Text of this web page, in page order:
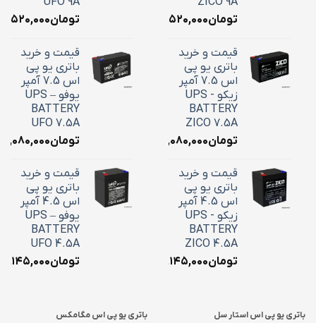
تومان۳,۵۲۰,۰۰۰
قیمت و خرید
باتری یو پی
اس 7.5 آمپر
زیکو - UPS
BATTERY
ZICO 7.5A
تومان۳,۰۸۰,۰۰۰
قیمت و خرید
باتری یو پی
اس 4.5 آمپر
زیکو - UPS
BATTERY
ZICO 4.5A
تومان۲,۱۴۵,۰۰۰
تومان۳,۵۲۰,۰۰۰
قیمت و خرید
باتری یو پی
اس 7.5 آمپر
یوفو – UPS
BATTERY
UFO 7.5A
تومان۳,۰۸۰,۰۰۰
قیمت و خرید
باتری یو پی
اس 4.5 آمپر
یوفو – UPS
BATTERY
UFO 4.5A
تومان۲,۱۴۵,۰۰۰
باتری یو پی اس استار سل باتری یو پی اس مگامکس